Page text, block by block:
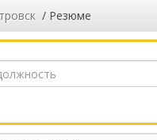
/ Резюме